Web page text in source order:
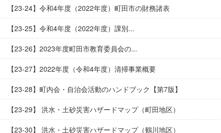
【23-24】令和4年度（2022年度）町田市の財務諸表
【23-25】令和4年度（2022年度）課別...
【23-26】2023年度町田市教育委員会の...
【23-27】2022年度（令和4年度）清掃事業概要
【23-28】町内会・自治会活動のハンドブック【第7版】
【23-29】 洪水・土砂災害ハザードマップ（町田地区）
【23-30】 洪水・土砂災害ハザードマップ（鶴川地区）